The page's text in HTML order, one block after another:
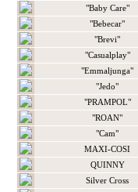
"Baby Care"
"Bebecar"
"Brevi"
"Casualplay"
"Emmaljunga"
"Jedo"
"PRAMPOL"
"ROAN"
"Сam"
MAXI-COSI
QUINNY
Silver Cross